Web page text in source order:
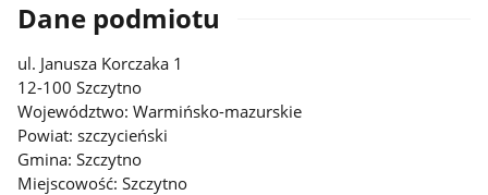
Dane podmiotu
ul. Janusza Korczaka 1
12-100 Szczytno
Województwo: Warmińsko-mazurskie
Powiat: szczycieński
Gmina: Szczytno
Miejscowość: Szczytno